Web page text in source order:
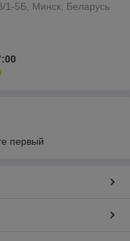
1-5Б, Минск, Беларусь
первый